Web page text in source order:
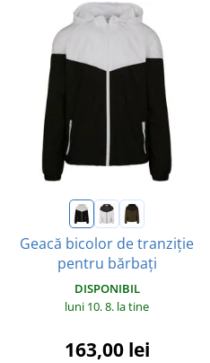
Geacă bicolor de tranziție
pentru bărbați
DISPONIBIL
luni 10. 8. la tine
163,00 lei